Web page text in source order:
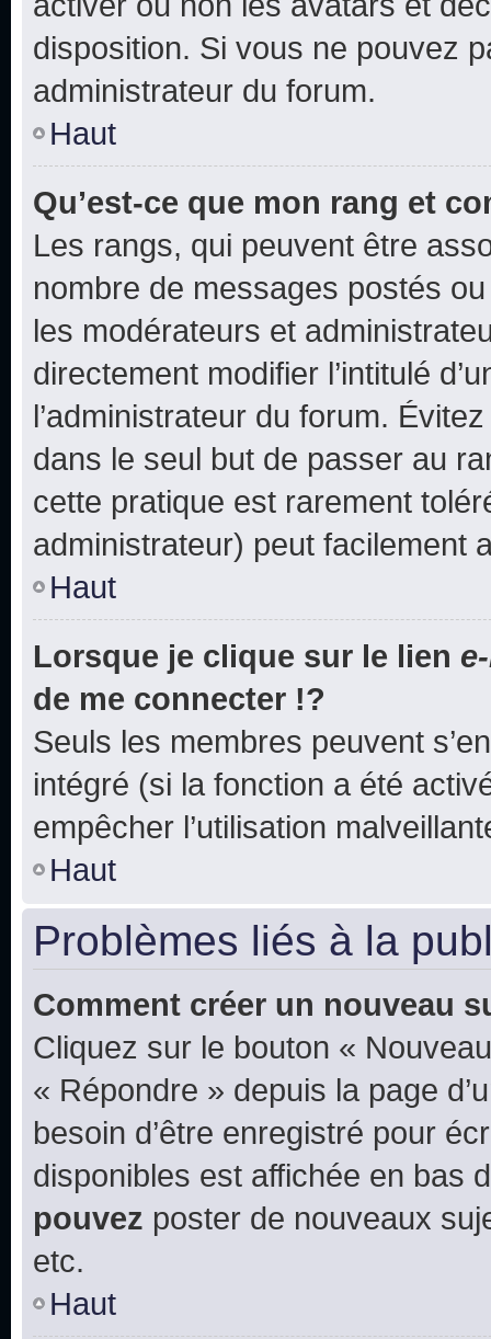
disposition. Si vous ne pouvez
administrateur du forum.
Haut
Qu’est-ce que mon rang et
Les rangs, qui peuvent être
nombre de messages postés
les modérateurs et
directement modifier l’intitulé
l’administrateur du forum.
dans le seul but de passer au
cette pratique est rarement
administrateur) peut facilement
Haut
Lorsque je clique sur le lien
de me connecter !?
Seuls les membres peuvent
intégré (si la fonction a été
empêcher l’utilisation
Haut
Problèmes liés à la
Comment créer un nouveau
Cliquez sur le bouton «
« Répondre » depuis la page
besoin d’être enregistré pour
disponibles est affichée en bas
pouvez poster de nouveaux
etc.
Haut